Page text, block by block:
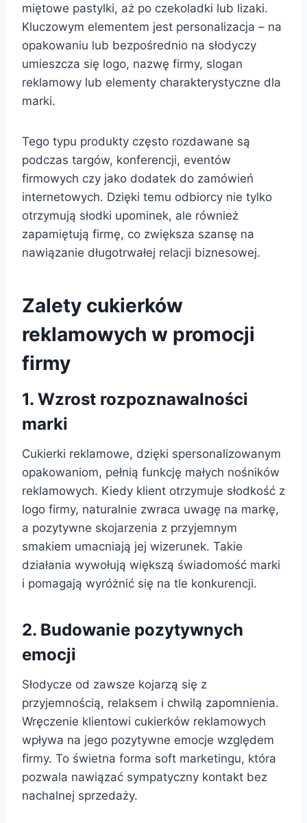
miętowe pastylki, aż po czekoladki lub lizaki.
Kluczowym elementem jest personalizacja – na
opakowaniu lub bezpośrednio na słodyczy
umieszcza się logo, nazwę firmy, slogan
reklamowy lub elementy charakterystyczne dla
marki.
Tego typu produkty często rozdawane są
podczas targów, konferencji, eventów
firmowych czy jako dodatek do zamówień
internetowych. Dzięki temu odbiorcy nie tylko
otrzymują słodki upominek, ale również
zapamiętują firmę, co zwiększa szansę na
nawiązanie długotrwałej relacji biznesowej.
Zalety cukierków
reklamowych w promocji
firmy
1. Wzrost rozpoznawalności
marki
Cukierki reklamowe, dzięki spersonalizowanym
opakowaniom, pełnią funkcję małych nośników
reklamowych. Kiedy klient otrzymuje słodkość z
logo firmy, naturalnie zwraca uwagę na markę,
a pozytywne skojarzenia z przyjemnym
smakiem umacniają jej wizerunek. Takie
działania wywołują większą świadomość marki
i pomagają wyróżnić się na tle konkurencji.
2. Budowanie pozytywnych
emocji
Słodycze od zawsze kojarzą się z
przyjemnością, relaksem i chwilą zapomnienia.
Wręczenie klientowi cukierków reklamowych
wpływa na jego pozytywne emocje względem
firmy. To świetna forma soft marketingu, która
pozwala nawiązać sympatyczny kontakt bez
nachalnej sprzedaży.